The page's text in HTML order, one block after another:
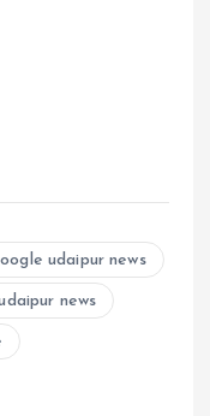
udaipur news
news